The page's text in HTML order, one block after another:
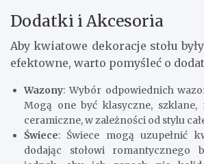
Dodatki i Akcesoria
Aby kwiatowe dekoracje stołu
efektowne, warto pomyśleć o
Wazony: Wybór odpowiednich
Mogą one być klasyczne, szklane,
ceramiczne, w zależności od stylu
Świece: Świece mogą uzupełnić
dodając stołowi romantycznego